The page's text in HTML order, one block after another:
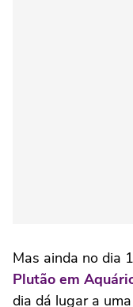
Mas ainda no dia
Plutão em
dia dá lugar a